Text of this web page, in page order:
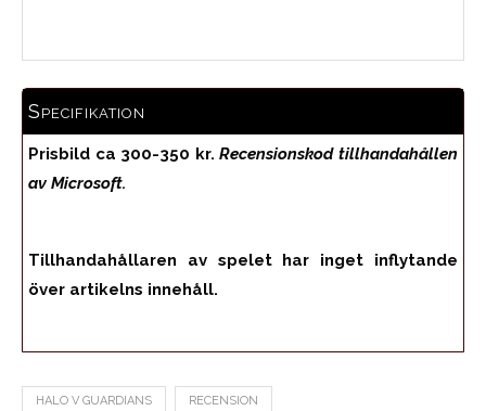
Specifikation
Prisbild ca 300-350 kr.Recensionskod tillhandahållen
av Microsoft.
Tillhandahållaren av spelet har inget inflytande
över artikelns innehåll.
HALO V GUARDIANS RECENSION